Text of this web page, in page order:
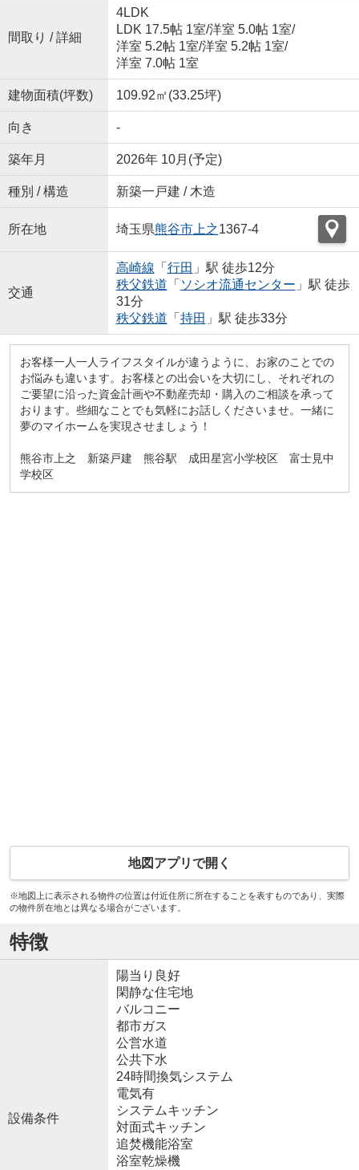
間取り / 詳細
4LDK
LDK 17.5帖 1室/洋室 5.0帖 1室/
洋室 5.2帖 1室/洋室 5.2帖 1室/
洋室 7.0帖 1室
建物面積(坪数) 109.92㎡(33.25坪)
向き -
築年月 2026年 10月(予定)
種別 / 構造 新築一戸建 / 木造
所在地 埼玉県熊谷市上之1367-4
交通
高崎線 「 行田 」駅 徒歩12分
秩父鉄道 「 ソシオ流通センター 」駅 徒歩
31分
秩父鉄道 「 持田 」駅 徒歩33分
お客様一人一人ライフスタイルが違うように、お家のことでの
お悩みも違います。お客様との出会いを大切にし、それぞれの
ご要望に沿った資金計画や不動産売却・購入のご相談を承って
おります。些細なことでも気軽にお話しくださいませ。一緒に
夢のマイホームを実現させましょう！
熊谷市上之 新築戸建 熊谷駅 成田星宮小学校区 富士見中
学校区
地図アプリで開く
※地図上に表示される物件の位置は付近住所に所在することを表すものであり、実際
の物件所在地とは異なる場合がございます。
特徴
設備条件
陽当り良好
閑静な住宅地
バルコニー
都市ガス
公営水道
公共下水
24時間換気システム
電気有
システムキッチン
対面式キッチン
追焚機能浴室
浴室乾燥機